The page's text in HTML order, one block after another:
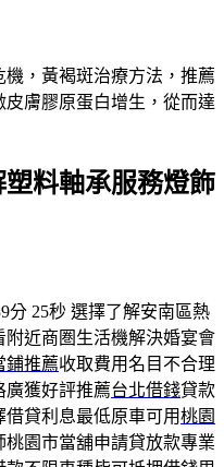
，黃褐斑治療方法，推薦
膚膠原蛋白增生，從而達
料軸承服務燈飾
分 25秒 選擇了解安南區熱
附近商圏生活機解決婚宴會
鋪推薦收取費用名目不合理
廣獲好評推薦台北借錢貸款
貸利息最低原車可用桃園
園市當舖申請貸放款專業